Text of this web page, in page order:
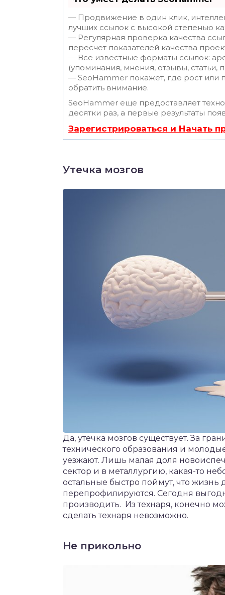
— Продвижение в один клик,
лучших ссылок с высокой степенью
— Регулярная проверка качества
пересчет показателей качества
— Все известные форматы ссылок:
(упоминания, мнения, отзывы, статьи,
— SeoHammer покажет, где рост или
обратить внимание.
SeoHammer еще предоставляет
десятки раз, а первые результаты
Зарегистрироваться и Начать
Утечка мозгов
Да, утечка мозгов существует. За
технического образования и
уезжают. Лишь малая доля
сектор и в металлургию, какая-то
остальные быстро поймут, что жизнь
перепрофилируются. Сегодня
производить. Из технаря, конечно
сделать технаря невозможно.
Не прикольно